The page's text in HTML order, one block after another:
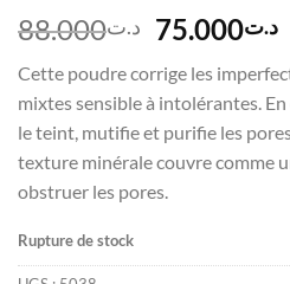
د.ت88.000
Le
initial
était :
د.ت75.000
Le
Cette poudre corrige les
mixtes sensible à intolérantes.
le teint, mutifie et purifie les
texture minérale couvre comme
obstruer les pores.
Rupture de stock